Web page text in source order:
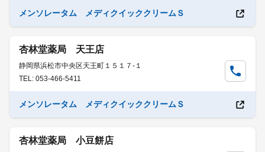
メンソレータム メディクイッククリームＳ
杏林堂薬局 天王店
静岡県浜松市中央区天王町１５１７-１
TEL: 053-466-5411
メンソレータム メディクイッククリームＳ
杏林堂薬局 小豆餅店